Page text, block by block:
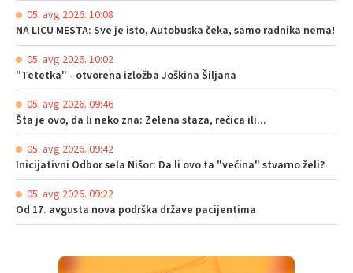
05. avg 2026. 10:08
NA LICU MESTA: Sve je isto, Autobuska čeka, samo radnika nema!
05. avg 2026. 10:02
"Tetetka" - otvorena izložba Joškina Šiljana
05. avg 2026. 09:46
Šta je ovo, da li neko zna: Zelena staza, rečica ili...
05. avg 2026. 09:42
Inicijativni Odbor sela Nišor: Da li ovo ta "većina" stvarno želi?
05. avg 2026. 09:22
Od 17. avgusta nova podrška države pacijentima